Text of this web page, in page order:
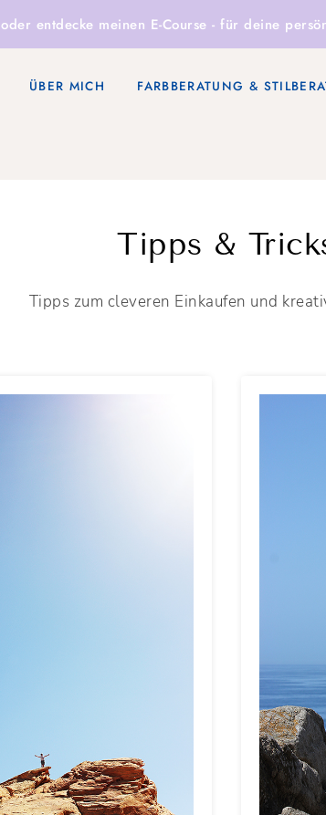
oder entdecke meinen E-Course - für deine
ÜBER MICH FARBBERATUNG &
Tipps &
Tipps zum cleveren Einkaufen und